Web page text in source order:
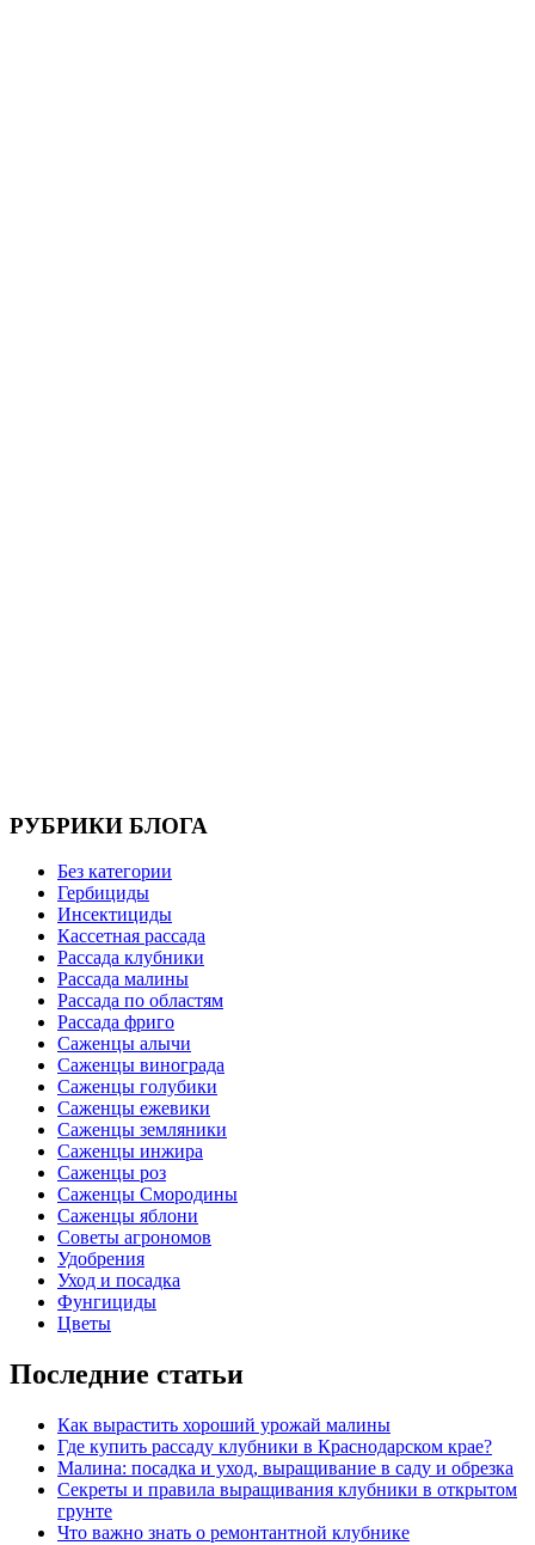
РУБРИКИ БЛОГА
Без категории
Гербициды
Инсектициды
Кассетная рассада
Рассада клубники
Рассада малины
Рассада по областям
Рассада фриго
Саженцы алычи
Саженцы винограда
Саженцы голубики
Саженцы ежевики
Саженцы земляники
Саженцы инжира
Саженцы роз
Саженцы Смородины
Саженцы яблони
Советы агрономов
Удобрения
Уход и посадка
Фунгициды
Цветы
Последние статьи
Как вырастить хороший урожай малины
Где купить рассаду клубники в Краснодарском крае?
Малина: посадка и уход, выращивание в саду и обрезка
Секреты и правила выращивания клубники в открытом
грунте
Что важно знать о ремонтантной клубнике